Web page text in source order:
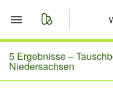
Start
Merkliste
5 Ergebnisse –
Niedersachsen